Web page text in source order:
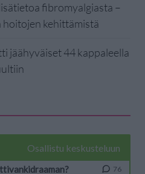
fibromyalgiasta –
kehittämistä
jäähyväiset 44 kappaleella